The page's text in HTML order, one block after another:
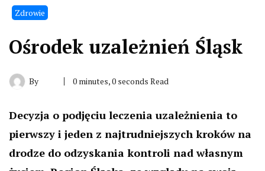
Zdrowie
Ośrodek uzależnień Śląsk
By 0 minutes, 0 seconds Read
Decyzja o podjęciu leczenia uzależnienia to
pierwszy i jeden z najtrudniejszych kroków na
drodze do odzyskania kontroli nad własnym